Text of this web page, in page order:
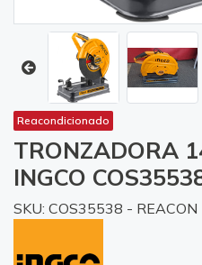
Reacondicionado
TRONZADORA
INGCO
SKU: COS35538 - REACON